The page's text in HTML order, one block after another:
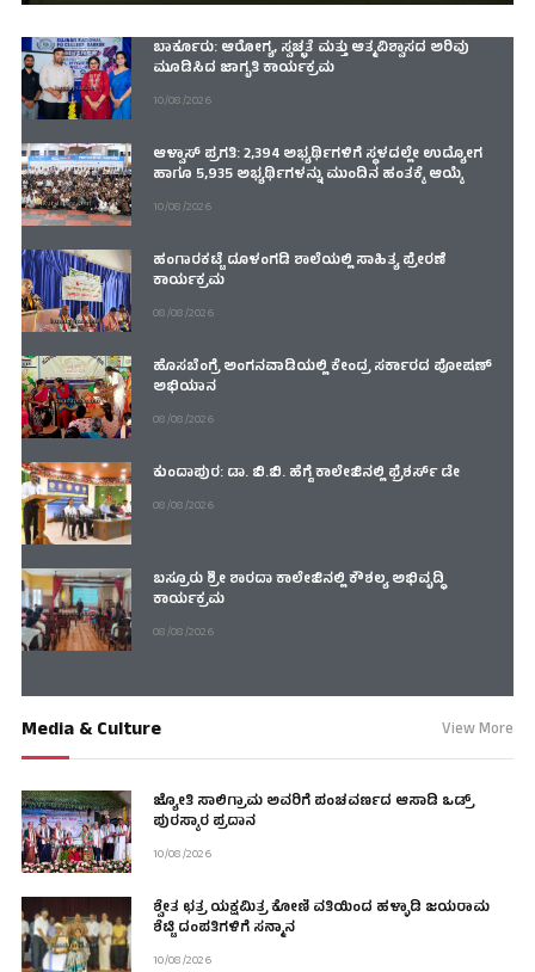
ಬಾರ್ಕೂರು: ಆರೋಗ್ಯ, ಸ್ವಚ್ಛತೆ ಮತ್ತು ಆತ್ಮವಿಶ್ವಾಸದ ಅರಿವು
ಮೂಡಿಸಿದ ಜಾಗೃತಿ ಕಾರ್ಯಕ್ರಮ
10/08/2026
ಆಳ್ವಾಸ್ ಪ್ರಗತಿ: 2,394 ಅಭ್ಯರ್ಥಿಗಳಿಗೆ ಸ್ಥಳದಲ್ಲೇ ಉದ್ಯೋಗ
ಹಾಗೂ 5,935 ಅಭ್ಯರ್ಥಿಗಳನ್ನು ಮುಂದಿನ ಹಂತಕ್ಕೆ ಆಯ್ಕೆ
10/08/2026
ಹಂಗಾರಕಟ್ಟೆ ದೂಳಂಗಡಿ ಶಾಲೆಯಲ್ಲಿ ಸಾಹಿತ್ಯ ಪ್ರೇರಣೆ
ಕಾರ್ಯಕ್ರಮ
08/08/2026
ಹೊಸಬೆಂಗ್ರೆ ಅಂಗನವಾಡಿಯಲ್ಲಿ ಕೇಂದ್ರ ಸರ್ಕಾರದ ಪೋಷಣ್
ಅಭಿಯಾನ
08/08/2026
ಕುಂದಾಪುರ: ಡಾ. ಬಿ.ಬಿ. ಹೆಗ್ಡೆ ಕಾಲೇಜಿನಲ್ಲಿ ಫ್ರೆಶರ್ಸ್ ಡೇ
08/08/2026
ಬಸ್ರೂರು ಶ್ರೀ ಶಾರದಾ ಕಾಲೇಜಿನಲ್ಲಿ ಕೌಶಲ್ಯ ಅಭಿವೃದ್ಧಿ
ಕಾರ್ಯಕ್ರಮ
08/08/2026
Media & Culture View More
ಜ್ಯೋತಿ ಸಾಲಿಗ್ರಾಮ ಅವರಿಗೆ ಪಂಚವರ್ಣದ ಆಸಾಡಿ ಒಡ್ರ್
ಪುರಸ್ಕಾರ ಪ್ರದಾನ
10/08/2026
ಶ್ವೇತ ಛತ್ರ ಯಕ್ಷಮಿತ್ರ ಕೋಣಿ ವತಿಯಿಂದ ಹಳ್ಳಾಡಿ ಜಯರಾಮ
ಶೆಟ್ಟಿ ದಂಪತಿಗಳಿಗೆ ಸನ್ಮಾನ
10/08/2026